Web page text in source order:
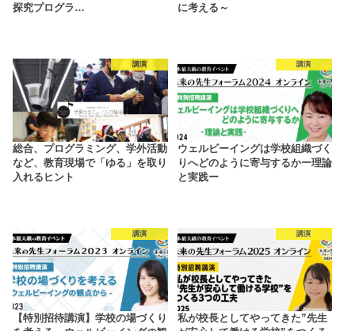
探究プログラ…
に考える～
講演
総合、プログラミング、学外活動
など、教育現場で「ゆる」を取り
入れるヒント
講演
ウェルビーイングは学校組織づく
りへどのように寄与するかー理論
と実践ー
講演
【特別招待講演】学校の場づくり
講演
私が校長としてやってきた”先生